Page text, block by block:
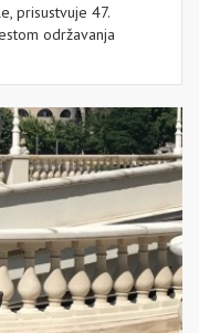
prisustvuje 47.
održavanja